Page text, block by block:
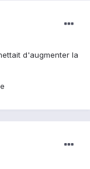
d'augmenter la